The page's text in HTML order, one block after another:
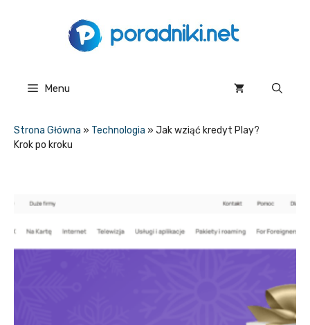
Menu
Strona Główna » Technologia » Jak wziąć kredyt Play?
Krok po kroku